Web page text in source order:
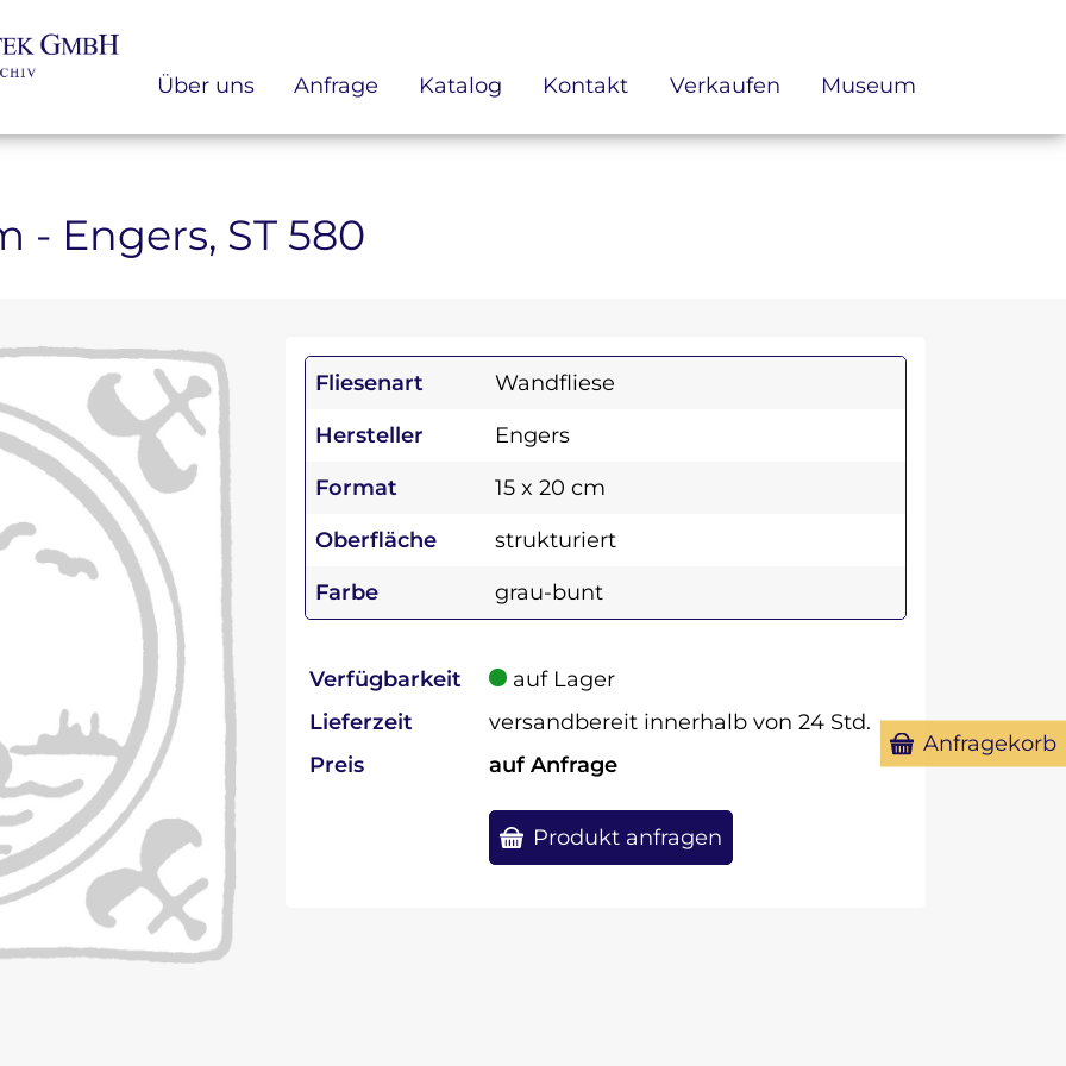
Über uns Anfrage Katalog Kontakt Verkaufen Museum
- Engers, ST 580
Fliesenart
Wandfliese
Hersteller
Engers
Format
15 x 20 cm
Oberfläche
strukturiert
Farbe
grau-bunt
Verfügbarkeit
auf Lager
Lieferzeit
versandbereit innerhalb von 24 Std.
Preis
auf Anfrage
Produkt anfragen
Anfragekorb